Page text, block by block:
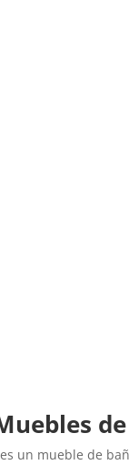
un mueble de